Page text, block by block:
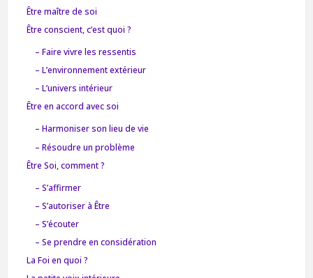
Être maître de soi
Être conscient, c’est quoi ?
– Faire vivre les ressentis
– L’environnement extérieur
– L’univers intérieur
Être en accord avec soi
– Harmoniser son lieu de vie
– Résoudre un problème
Être Soi, comment ?
– S’affirmer
– S’autoriser à Être
– S’écouter
– Se prendre en considération
La Foi en quoi ?